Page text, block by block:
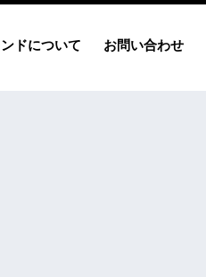
ドについて お問い合わせ